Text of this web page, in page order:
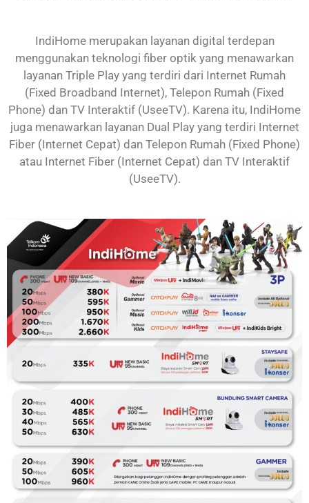
IndiHome merupakan layanan digital terdepan
menggunakan teknologi fiber optik yang menawarkan
layanan Triple Play yang terdiri dari Internet Rumah
(Fixed Broadband Internet), Telepon Rumah (Fixed
Phone) dan TV Interaktif (UseeTV). Karena itu, IndiHome
juga menawarkan layanan Dual Play yang terdiri Internet
Fiber (Internet Cepat) dan Telepon Rumah (Fixed Phone)
atau Internet Fiber (Internet Cepat) dan TV Interaktif
(UseeTV).